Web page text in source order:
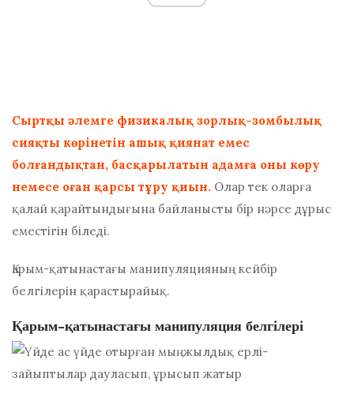
Сыртқы әлемге физикалық зорлық-зомбылық
сияқты көрінетін ашық қиянат емес
болғандықтан, басқарылатын адамға оны көру
немесе оған қарсы тұру қиын. Олар тек оларға
қалай қарайтындығына байланысты бір нәрсе дұрыс
еместігін біледі.
Қарым-қатынастағы манипуляцияның кейбір
белгілерін қарастырайық.
Қарым-қатынастағы манипуляция белгілері